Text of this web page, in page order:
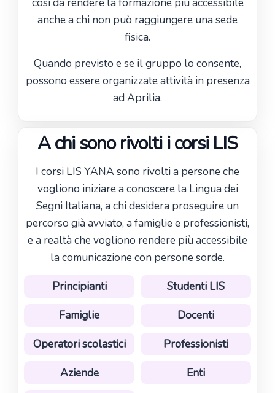
anche a chi non può raggiungere una sede
fisica.
Quando previsto e se il gruppo lo consente,
possono essere organizzate attività in presenza
ad Aprilia.
A chi sono rivolti i corsi LIS
I corsi LIS YANA sono rivolti a persone che
vogliono iniziare a conoscere la Lingua dei
Segni Italiana, a chi desidera proseguire un
percorso già avviato, a famiglie e professionisti,
e a realtà che vogliono rendere più accessibile
la comunicazione con persone sorde.
Principianti
Studenti LIS
Famiglie
Docenti
Operatori scolastici
Professionisti
Aziende
Enti